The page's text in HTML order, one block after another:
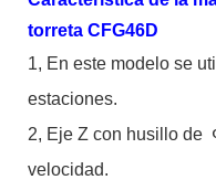
torreta CFG46D
1, En este modelo se
estaciones.
2, Eje Z con husillo de
velocidad.